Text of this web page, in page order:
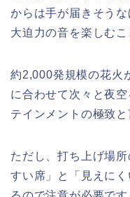
からは手が届きそう
大迫力の音を楽しむこ
約2,000発規模の花火
に合わせて次々と夜
テインメントの極致と
ただし、打ち上げ場
すい席」と「見えに